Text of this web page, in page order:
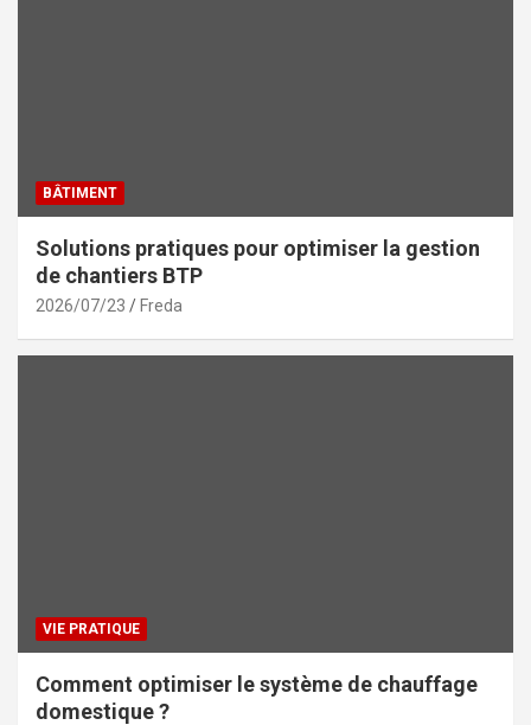
BÂTIMENT
Solutions pratiques pour optimiser la gestion
de chantiers BTP
2026/07/23 Freda
VIE PRATIQUE
Comment optimiser le système de chauffage
domestique ?